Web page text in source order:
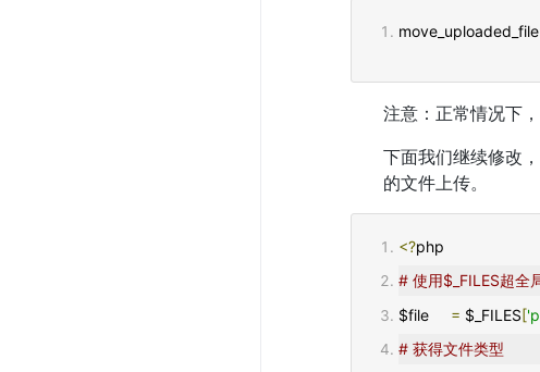
move_uploaded_file
注意：正常情况下
下面我们继续修改，
的文件上传。
<?php
# 使用$_FILES超全
$file = $_FILES[
# 获得文件类型